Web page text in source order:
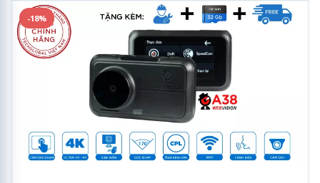
-18%